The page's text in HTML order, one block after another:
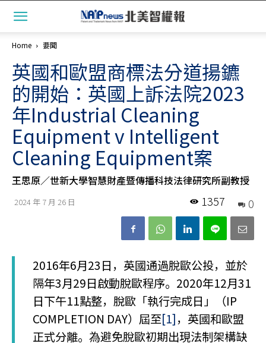
Home 要聞
英國和歐盟商標法分道揚鑣
的開始：英國上訴法院2023
年Industrial Cleaning
Equipment v Intelligent
Cleaning Equipment案
王思原／世新大學智慧財產暨傳播科技法律研究所副教授
2024 年 7 月 26 日 0
1357
2016年6月23日，英國通過脫歐公投，並於
隔年3月29日啟動脫歐程序。2020年12月31
日下午11點整，脫歐「執行完成日」（IP
COMPLETION DAY）屆至[1]，英國和歐盟
正式分離。為避免脫歐初期出現法制架構缺